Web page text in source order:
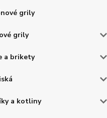
grily
grily
a brikety
a kotliny